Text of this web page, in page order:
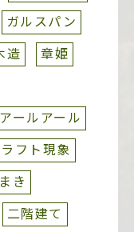
ガルスパン
造
章姫
ールアール
フト現象
き
二階建て